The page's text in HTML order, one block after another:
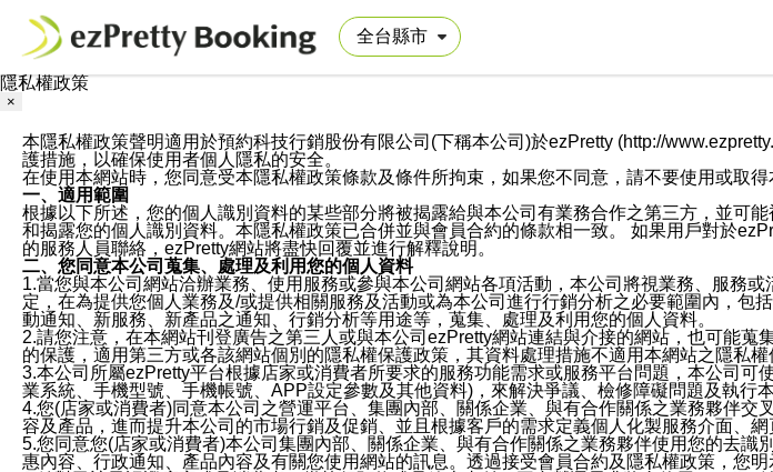
隱私權政策
×
本隱私權政策聲明適用於預約科技行銷股份有限公司(下稱本公司)於ezPretty (http://
護措施，以確保使用者個人隱私的安全。
在使用本網站時，您同意受本隱私權政策條款及條件所拘束，如果您不同意，請不要使用或取得
一、適用範圍
根據以下所述，您的個人識別資料的某些部分將被揭露給與本公司有業務合作之第三方，並可
和揭露您的個人識別資料。本隱私權政策已合併並與會員合約的條款相一致。 如果用戶對於
的服務人員聯絡，ezPretty網站將盡快回覆並進行解釋說明。
二、您同意本公司蒐集、處理及利用您的個人資料
1.當您與本公司網站洽辦業務、使用服務或參與本公司網站各項活動，本公司將視業務、服務
定，在為提供您個人業務及/或提供相關服務及活動或為本公司進行行銷分析之必要範圍內，
動通知、新服務、新產品之通知、行銷分析等用途等，蒐集、處理及利用您的個人資料。
2.請您注意，在本網站刊登廣告之第三人或與本公司ezPretty網站連結與介接的網站，也可能
的保護，適用第三方或各該網站個別的隱私權保護政策，其資料處理措施不適用本網站之隱私
3.本公司所屬ezPretty平台根據店家或消費者所要求的服務功能需求或服務平台問題，本公司
業系統、手機型號、手機帳號、APP設定參數及其他資料)，來解決爭議、檢修障礙問題及執行
4.您(店家或消費者)同意本公司之營運平台、集團內部、關係企業、與有合作關係之業務夥伴
容及產品，進而提升本公司的市場行銷及促銷、並且根據客戶的需求定義個人化製服務介面、
5.您同意您(店家或消費者)本公司集團內部、關係企業、與有合作關係之業務夥伴使用您的去
惠內容、行政通知、產品內容及有關您使用網站的訊息。透過接受會員合約及隱私權政策，您